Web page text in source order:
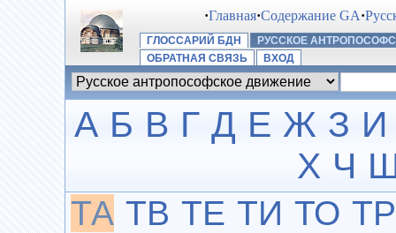
·Главная·Содержание GA·
ГЛОССАРИЙ БДН
РУССКОЕ
ОБРАТНАЯ СВЯЗЬ
ВХОД
А Б В Г Д Е Ж З И
Х Ч
ТА ТВ ТЕ ТИ ТО ТР